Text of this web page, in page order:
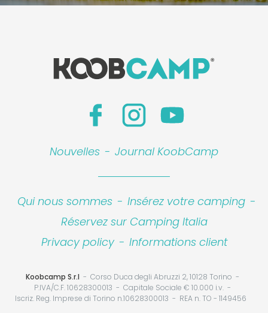
Leaflet Koobcamp S.r.l.
Nouvelles - Journal KoobCamp
Qui nous sommes - Insérez votre camping -
Réservez sur Camping Italia
Privacy policy - Informations client
Koobcamp S.r.l
Corso Duca degli Abruzzi 2, 10128 Torino
P.IVA/C.F. 10628300013
Capitale Sociale € 10.000 i.v.
Iscriz. Reg. Imprese di Torino n.10628300013
REA n. TO - 1149456